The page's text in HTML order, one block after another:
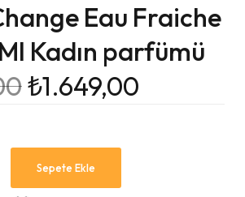
Eau Fraiche
Kadın parfümü
₺1.649,00
Sepete Ekle